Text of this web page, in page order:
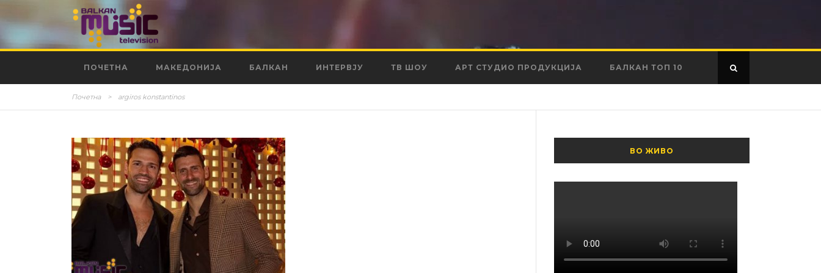
ПОЧЕТНА МАКЕДОНИЈА БАЛКАН ИНТЕРВЈУ ТВ ШОУ АРТ СТУДИО ПРОДУКЦИЈА БАЛКАН ТОП 10
Почетна > argiros konstantinos
ВО ЖИВО